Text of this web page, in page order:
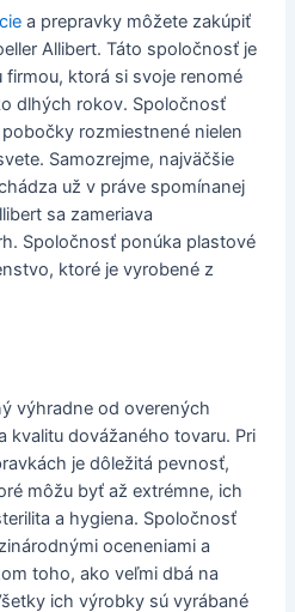
a prepravky môžete zakúpiť
Allibert. Táto spoločnosť je
ktorá si svoje renomé
dlhých rokov. Spoločnosť
rozmiestnené nielen
Samozrejme, najväčšie
už v práve spomínanej
sa zameriava
Spoločnosť ponúka plastové
ktoré je vyrobené z
výhradne od overených
kvalitu dovážaného tovaru. Pri
je dôležitá pevnosť,
môžu byť až extrémne, ich
a hygiena. Spoločnosť
oceneniami a
toho, ako veľmi dbá na
ich výrobky sú vyrábané